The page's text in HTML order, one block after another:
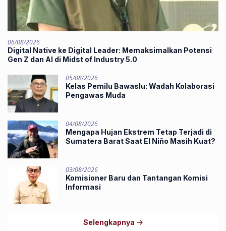
06/08/2026
Digital Native ke Digital Leader: Memaksimalkan Potensi
Gen Z dan AI di Midst of Industry 5.0
05/08/2026
Kelas Pemilu Bawaslu: Wadah Kolaborasi
Pengawas Muda
04/08/2026
Mengapa Hujan Ekstrem Tetap Terjadi di
Sumatera Barat Saat El Niño Masih Kuat?
03/08/2026
Komisioner Baru dan Tantangan Komisi
Informasi
Selengkapnya